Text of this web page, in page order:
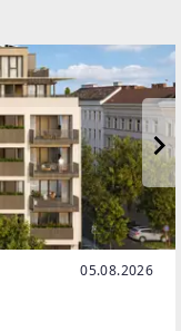
05.08.2026